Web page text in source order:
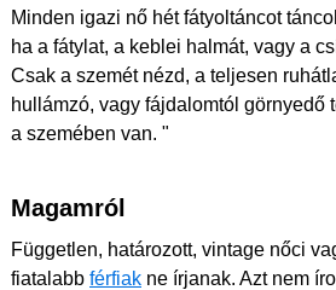
Minden igazi nő hét fátyoltáncot
ha a fátylat, a keblei halmát, vagy a
Csak a szemét nézd, a teljesen
hullámzó, vagy fájdalomtól görnyedő
a szemében van. "
Magamról
Független, határozott, vintage nőci
fiatalabb férfiak ne írjanak. Azt nem